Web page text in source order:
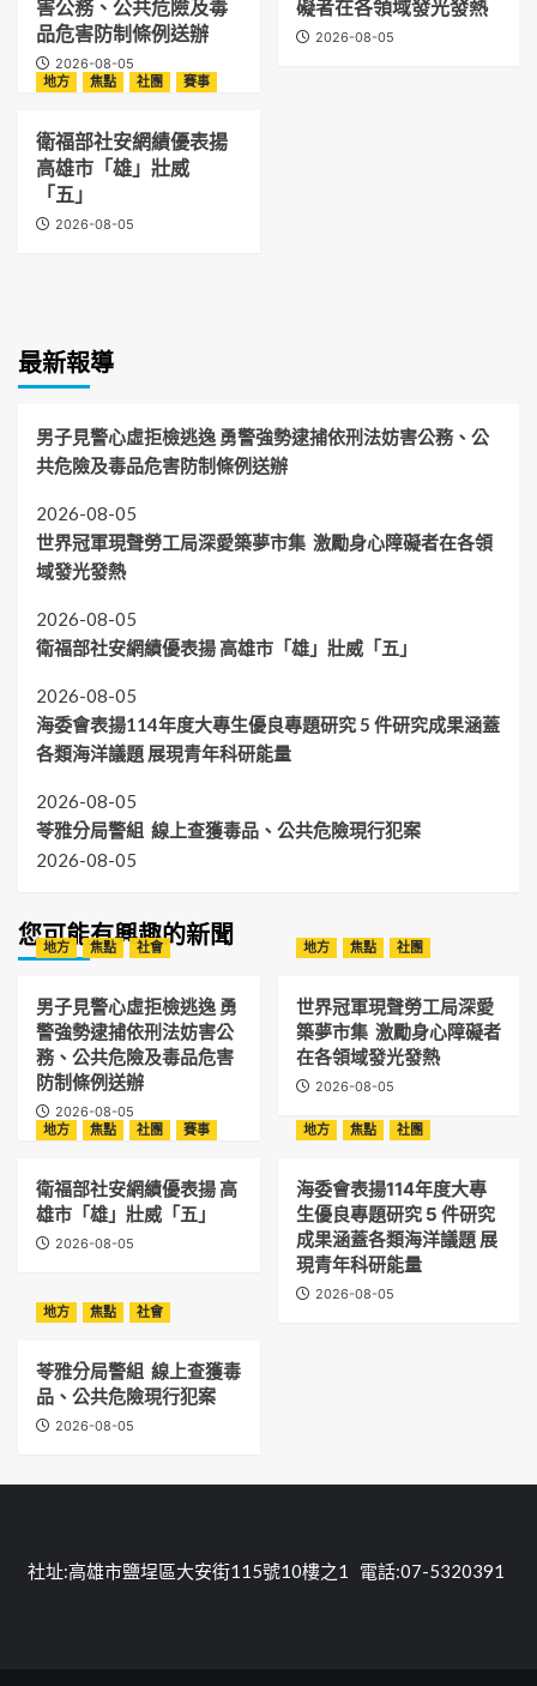
害公務、公共危險及毒
品危害防制條例送辦
2026-08-05
礙者在各領域發光發熱
2026-08-05
地方 焦點 社團 賽事
衛福部社安網績優表揚
高雄市「雄」壯威
「五」
2026-08-05
最新報導
男子見警心虛拒檢逃逸 勇警強勢逮捕依刑法妨害公務、公
共危險及毒品危害防制條例送辦
2026-08-05
世界冠軍現聲勞工局深愛築夢市集 激勵身心障礙者在各領
域發光發熱
2026-08-05
衛福部社安網績優表揚 高雄市「雄」壯威「五」
2026-08-05
海委會表揚114年度大專生優良專題研究 5 件研究成果涵蓋
各類海洋議題 展現青年科研能量
2026-08-05
苓雅分局警組 線上查獲毒品、公共危險現行犯案
2026-08-05
您可能有興趣的新聞
地方 焦點 社會
男子見警心虛拒檢逃逸 勇
警強勢逮捕依刑法妨害公
務、公共危險及毒品危害
防制條例送辦
2026-08-05
地方 焦點 社團
世界冠軍現聲勞工局深愛
築夢市集 激勵身心障礙者
在各領域發光發熱
2026-08-05
地方 焦點 社團 賽事
衛福部社安網績優表揚 高
雄市「雄」壯威「五」
2026-08-05
地方 焦點 社團
海委會表揚114年度大專
生優良專題研究 5 件研究
成果涵蓋各類海洋議題 展
現青年科研能量
2026-08-05
地方
焦點 社會
苓雅分局警組 線上查獲毒
品、公共危險現行犯案
2026-08-05
社址:高雄市鹽埕區大安街115號10樓之1 電話:07-5320391